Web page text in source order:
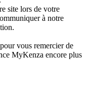
site lors de votre
à notre
vous remercier de
MyKenza encore plus